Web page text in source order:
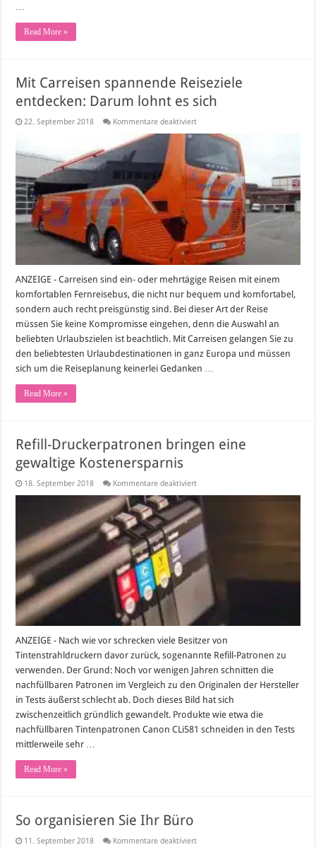
…
Read More »
Mit Carreisen spannende Reiseziele
entdecken: Darum lohnt es sich
22. September 2018 Kommentare deaktiviertfür
Carreisen
spannende
Reiseziele
entdecken:
Darum
lohnt
es
sich
ANZEIGE - Carreisen sind ein- oder mehrtägige Reisen mit einem
komfortablen Fernreisebus, die nicht nur bequem und komfortabel,
sondern auch recht preisgünstig sind. Bei dieser Art der Reise
müssen Sie keine Kompromisse eingehen, denn die Auswahl an
beliebten Urlaubszielen ist beachtlich. Mit Carreisen gelangen Sie zu
den beliebtesten Urlaubdestinationen in ganz Europa und müssen
sich um die Reiseplanung keinerlei Gedanken …
Read More »
Refill-Druckerpatronen bringen eine
gewaltige Kostenersparnis
18. September 2018 Kommentare deaktiviertfür
Druckerpatronen
bringen
gewaltige
Kostenersparnis
ANZEIGE - Nach wie vor schrecken viele Besitzer von
Tintenstrahldruckern davor zurück, sogenannte Refill-Patronen zu
verwenden. Der Grund: Noch vor wenigen Jahren schnitten die
nachfüllbaren Patronen im Vergleich zu den Originalen der Hersteller
in Tests äußerst schlecht ab. Doch dieses Bild hat sich
zwischenzeitlich gründlich gewandelt. Produkte wie etwa die
nachfüllbaren Tintenpatronen Canon CLi581 schneiden in den Tests
mittlerweile sehr …
Read More »
So organisieren Sie Ihr Büro
11. September 2018 Kommentare deaktiviertfür